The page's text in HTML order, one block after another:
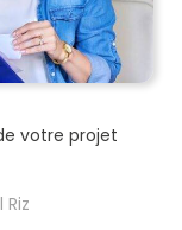
votre projet
Riz